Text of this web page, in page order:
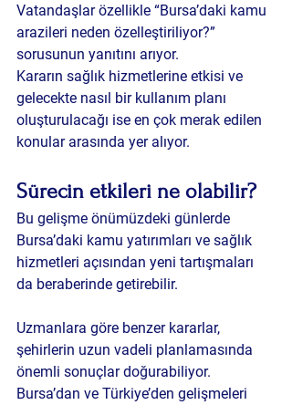
Vatandaşlar özellikle “Bursa’daki kamu
arazileri neden özelleştiriliyor?”
sorusunun yanıtını arıyor.
Kararın sağlık hizmetlerine etkisi ve
gelecekte nasıl bir kullanım planı
oluşturulacağı ise en çok merak edilen
konular arasında yer alıyor.
Sürecin etkileri ne olabilir?
Bu gelişme önümüzdeki günlerde
Bursa’daki kamu yatırımları ve sağlık
hizmetleri açısından yeni tartışmaları
da beraberinde getirebilir.
Uzmanlara göre benzer kararlar,
şehirlerin uzun vadeli planlamasında
önemli sonuçlar doğurabiliyor.
Bursa’dan ve Türkiye’den gelişmeleri